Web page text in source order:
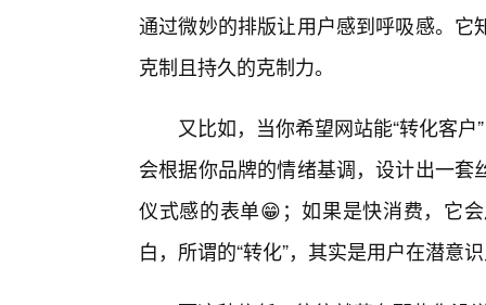
通过微妙的排版让用户感到呼吸感。
克制且持久的克制力。
又比如，当你希望网站能“转化客
会根据你品牌的情绪基调，设计出一
仪式感的表单😁；如果是快消费，它
白，所谓的“转化”，其实是用户在潜意